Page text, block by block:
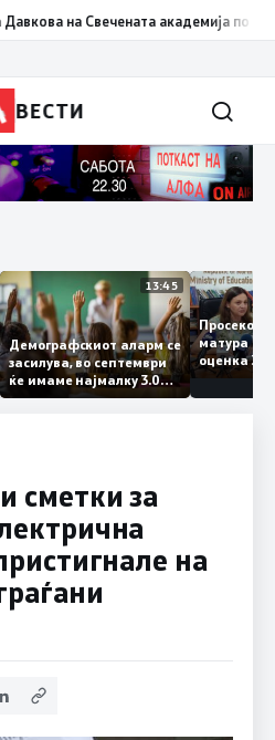
на Свечената академија по повод
ВЕСТИ
13:45
Демографскиот аларм се
засилува, во септември
ќе имаме најмалку 3.000
првачиња помалку
матура
оценка
сметки за
на